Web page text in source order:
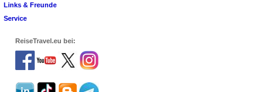
Links & Freunde
Service
ReiseTravel.eu bei: